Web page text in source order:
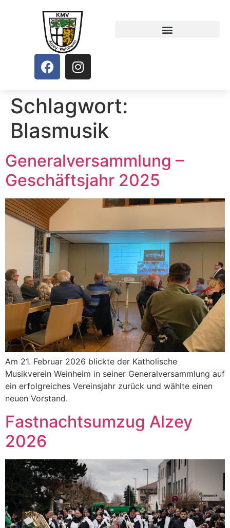
Schlagwort:
Blasmusik
Generalversammlung –
Geschäftsjahr 2025
Am 21. Februar 2026 blickte der Katholische
Musikverein Weinheim in seiner Generalversammlung auf
ein erfolgreiches Vereinsjahr zurück und wählte einen
neuen Vorstand.
Fastnachtsumzug Alzey
2026